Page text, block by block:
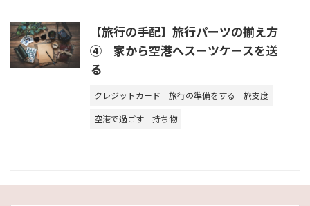
【旅行の手配】旅行パーツの揃え方
④ 家から空港へスーツケースを送
る
クレジットカード 旅行の準備をする
旅支度
空港で過ごす
持ち物